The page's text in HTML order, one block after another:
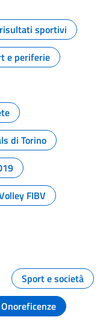
sportivi
e periferie
di Torino
FIBV
Sport e società
Onoreficenze